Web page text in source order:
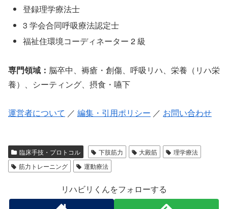
登録理学療法士
3 学会合同呼吸療法認定士
福祉住環境コーディネーター 2 級
専門領域： 脳卒中、褥瘡・創傷、呼吸リハ、栄養（リハ栄
養）、シーティング、摂食・嚥下
運営者について ／ 編集・引用ポリシー ／ お問い合わせ
臨床手技・プロトコル 下肢筋力 大殿筋
理学療法
筋力トレーニング
運動療法
リハビリくんをフォローする